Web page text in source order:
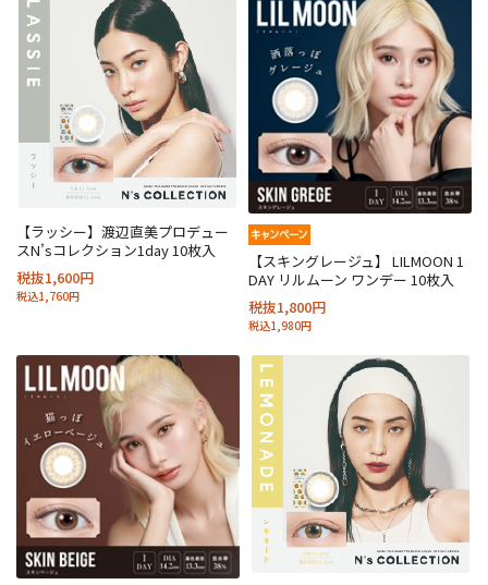
【ラッシー】渡辺直美プロデュー
スN’sコレクション1day 10枚入
税抜1,600円
税込1,760円
【スキングレージュ】 LILMOON 1
DAY リルムーン ワンデー 10枚入
税抜1,800円
税込1,980円